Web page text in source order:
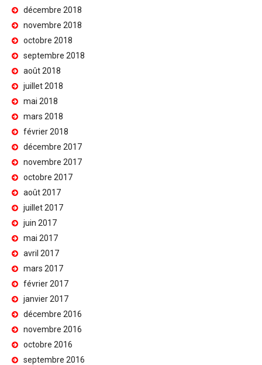
décembre 2018
novembre 2018
octobre 2018
septembre 2018
août 2018
juillet 2018
mai 2018
mars 2018
février 2018
décembre 2017
novembre 2017
octobre 2017
août 2017
juillet 2017
juin 2017
mai 2017
avril 2017
mars 2017
février 2017
janvier 2017
décembre 2016
novembre 2016
octobre 2016
septembre 2016